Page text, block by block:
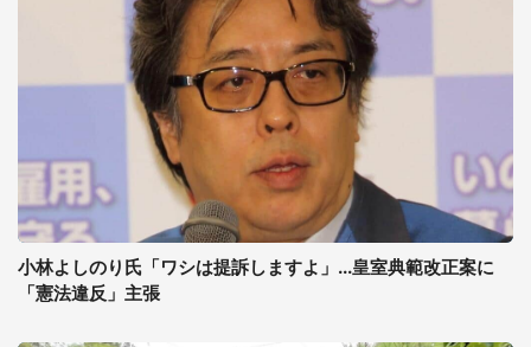
小林よしのり氏「ワシは提訴しますよ」...皇室典範改正案に
「憲法違反」主張